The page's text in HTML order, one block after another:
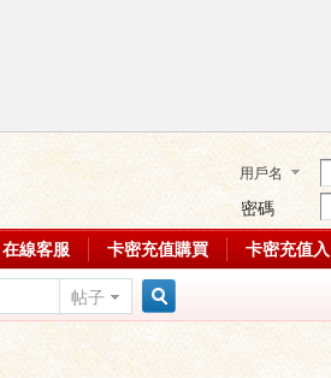
用戶名
密碼
在線客服 卡密充值購買 卡密充值
帖子